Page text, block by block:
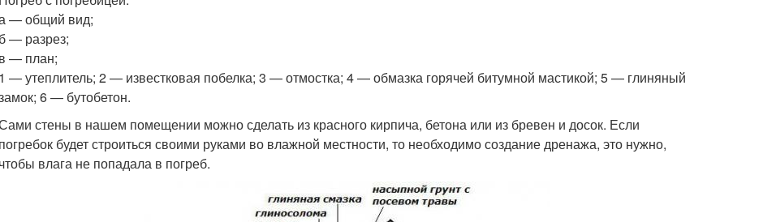
— общий вид;
б — разрез;
в — план;
1 — утеплитель; 2 — известковая побелка; 3 — отмостка; 4 — обмазка горячей битумной мастикой; 5 — глиняный
6 — бутобетон.
стены в нашем помещении можно сделать из красного кирпича, бетона или из бревен и досок. Если
погребок будет строиться своими руками во влажной местности, то необходимо создание дренажа, это нужно,
чтобы влага не попадала в погреб.